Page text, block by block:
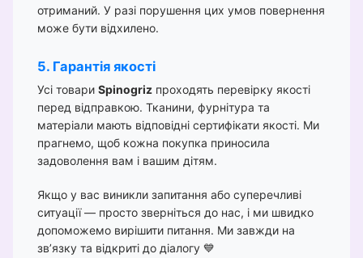
отриманий. У разі порушення цих умов повернення
може бути відхилено.
5. Гарантія якості
Усі товари Spinogriz проходять перевірку якості
перед відправкою. Тканини, фурнітура та
матеріали мають відповідні сертифікати якості. Ми
прагнемо, щоб кожна покупка приносила
задоволення вам і вашим дітям.
Якщо у вас виникли запитання або суперечливі
ситуації — просто зверніться до нас, і ми швидко
допоможемо вирішити питання. Ми завжди на
зв’язку та відкриті до діалогу 💙